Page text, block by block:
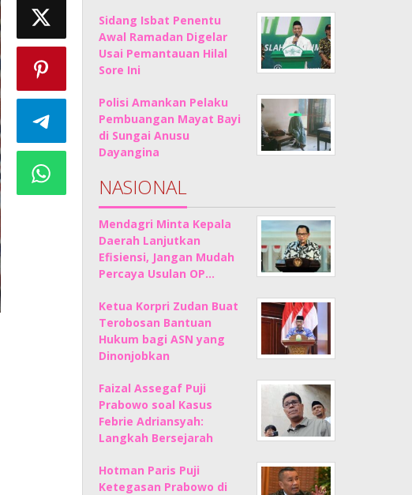
Sidang Isbat Penentu
Awal Ramadan Digelar
Usai Pemantauan Hilal
Sore Ini
Polisi Amankan Pelaku
Pembuangan Mayat Bayi
di Sungai Anusu
Dayangina
NASIONAL
Mendagri Minta Kepala
Daerah Lanjutkan
Efisiensi, Jangan Mudah
Percaya Usulan OP…
Ketua Korpri Zudan Buat
Terobosan Bantuan
Hukum bagi ASN yang
Dinonjobkan
Faizal Assegaf Puji
Prabowo soal Kasus
Febrie Adriansyah:
Langkah Bersejarah
Hotman Paris Puji
Ketegasan Prabowo di